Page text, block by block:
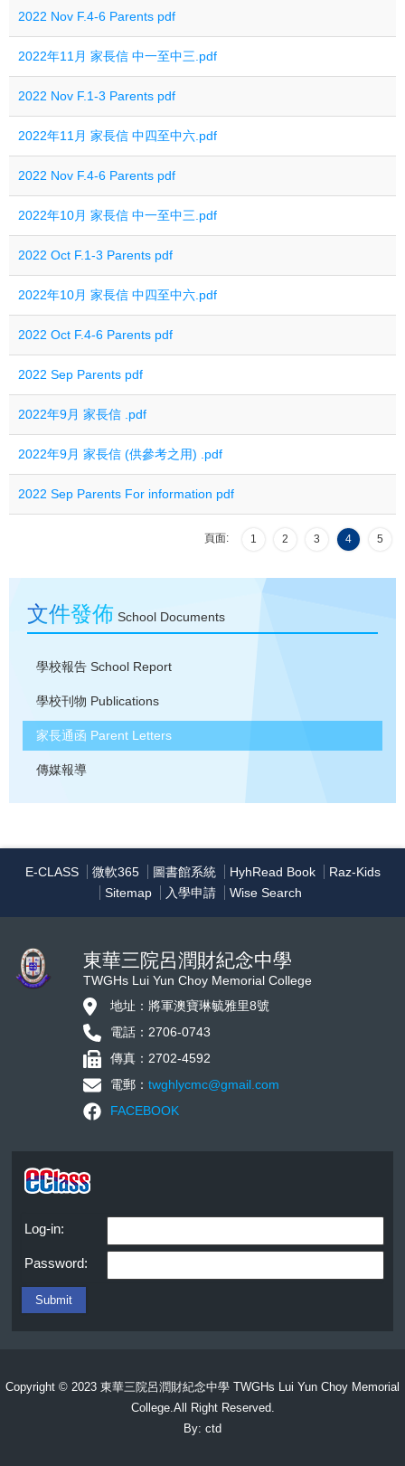
2022 Nov F.4-6 Parents pdf
2022年11月 家長信 中一至中三.pdf
2022 Nov F.1-3 Parents pdf
2022年11月 家長信 中四至中六.pdf
2022 Nov F.4-6 Parents pdf
2022年10月 家長信 中一至中三.pdf
2022 Oct F.1-3 Parents pdf
2022年10月 家長信 中四至中六.pdf
2022 Oct F.4-6 Parents pdf
2022 Sep Parents pdf
2022年9月 家長信 .pdf
2022年9月 家長信 (供參考之用) .pdf
2022 Sep Parents For information pdf
頁面: 1 2 3 4 5
文件發佈 School Documents
學校報告 School Report
學校刊物 Publications
家長通函 Parent Letters
傳媒報導
E-CLASS 微軟365 圖書館系統 HyhRead Book
Raz-Kids
Sitemap
入學申請 Wise Search
東華三院呂潤財紀念中學
TWGHs Lui Yun Choy Memorial College
地址：將軍澳寶琳毓雅里8號
電話：2706-0743
傳真：2702-4592
電郵：twghlycmc@gmail.com
FACEBOOK
Log-in:
Password:
Copyright © 2023 東華三院呂潤財紀念中學 TWGHs Lui Yun Choy Memorial
College.All Right Reserved.
By: ctd